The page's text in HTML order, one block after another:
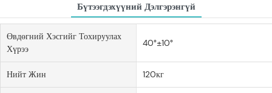
Бүтээгдэхүүний Дэлгэрэнгүй
Өвдөгний Хэсгийг Тохируулах
Хүрээ
40°±10°
Нийт Жин 120кг